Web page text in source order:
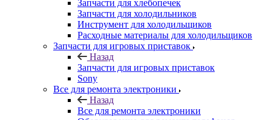
Запчасти для хлебопечек
Запчасти для холодильников
Инструмент для холодильщиков
Расходные материалы для холодильщиков
Запчасти для игровых приставок
Назад
Запчасти для игровых приставок
Sony
Все для ремонта электроники
Назад
Все для ремонта электроники